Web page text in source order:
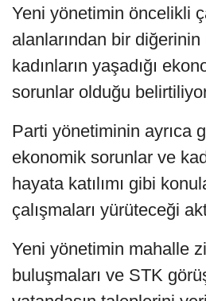
Yeni yönetimin öncelikli
alanlarından bir
kadınların yaşadığı
sorunlar olduğu
Parti yönetiminin ayrıca
ekonomik sorunlar ve
hayata katılımı gibi
çalışmaları yürüteceği
Yeni yönetimin mahalle
buluşmaları ve STK